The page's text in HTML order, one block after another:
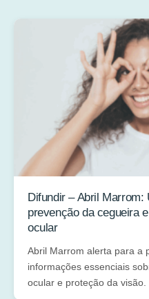
Difundir – Abril Marrom:
prevenção da cegueira
ocular
Abril Marrom alerta para a
informações essenciais
ocular e proteção da visão.